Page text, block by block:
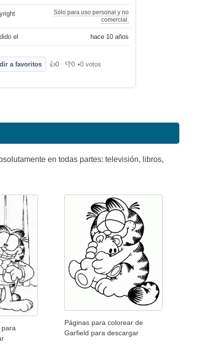
Sólo para uso personal y no
comercial.
el hace 10 años
a favoritos 👍0
Me gusta
👎0
No me gusta
•0 votos
en todas partes: televisión, libros,
para
Páginas para colorear de
Garfield para descargar